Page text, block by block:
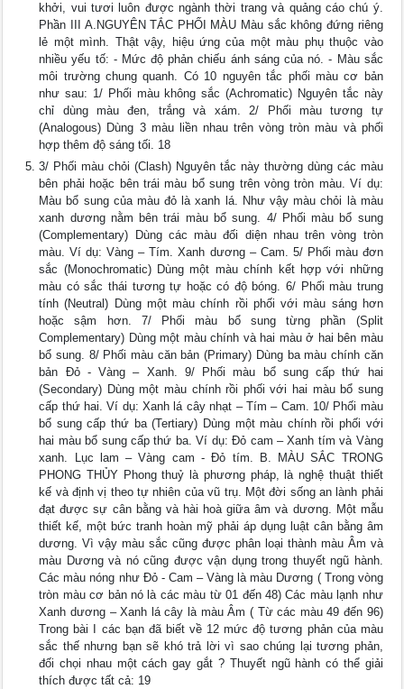
khởi, vui tươi luôn được ngành thời trang và quảng cáo chú ý.
Phần III A.NGUYÊN TẮC PHỐI MÀU Màu sắc không đứng riêng
lẻ một mình. Thật vậy, hiệu ứng của một màu phụ thuộc vào
nhiều yếu tố: - Mức độ phản chiếu ánh sáng của nó. - Màu sắc
môi trường chung quanh. Có 10 nguyên tắc phối màu cơ bản
như sau: 1/ Phối màu không sắc (Achromatic) Nguyên tắc này
chỉ dùng màu đen, trắng và xám. 2/ Phối màu tương tự
(Analogous) Dùng 3 màu liền nhau trên vòng tròn màu và phối
hợp thêm độ sáng tối. 18
3/ Phối màu chỏi (Clash) Nguyên tắc này thường dùng các màu
bên phải hoặc bên trái màu bổ sung trên vòng tròn màu. Ví dụ:
Màu bổ sung của màu đỏ là xanh lá. Như vậy màu chỏi là màu
xanh dương nằm bên trái màu bổ sung. 4/ Phối màu bổ sung
(Complementary) Dùng các màu đối diện nhau trên vòng tròn
màu. Ví dụ: Vàng – Tím. Xanh dương – Cam. 5/ Phối màu đơn
sắc (Monochromatic) Dùng một màu chính kết hợp với những
màu có sắc thái tương tự hoặc có độ bóng. 6/ Phối màu trung
tính (Neutral) Dùng một màu chính rồi phối với màu sáng hơn
hoặc sậm hơn. 7/ Phối màu bổ sung từng phần (Split
Complementary) Dùng một màu chính và hai màu ở hai bên màu
bổ sung. 8/ Phối màu căn bản (Primary) Dùng ba màu chính căn
bản Đỏ - Vàng – Xanh. 9/ Phối màu bổ sung cấp thứ hai
(Secondary) Dùng một màu chính rồi phối với hai màu bổ sung
cấp thứ hai. Ví dụ: Xanh lá cây nhạt – Tím – Cam. 10/ Phối màu
bổ sung cấp thứ ba (Tertiary) Dùng một màu chính rồi phối với
hai màu bổ sung cấp thứ ba. Ví dụ: Đỏ cam – Xanh tím và Vàng
xanh. Lục lam – Vàng cam - Đỏ tím. B. MÀU SẮC TRONG
PHONG THỦY Phong thuỷ là phương pháp, là nghệ thuật thiết
kế và định vị theo tự nhiên của vũ trụ. Một đời sống an lành phải
đạt được sự cân bằng và hài hoà giữa âm và dương. Một mẫu
thiết kế, một bức tranh hoàn mỹ phải áp dụng luật cân bằng âm
dương. Vì vậy màu sắc cũng được phân loại thành màu Âm và
màu Dương và nó cũng được vận dụng trong thuyết ngũ hành.
Các màu nóng như Đỏ - Cam – Vàng là màu Dương ( Trong vòng
tròn màu cơ bản nó là các màu từ 01 đến 48) Các màu lạnh như
Xanh dương – Xanh lá cây là màu Âm ( Từ các màu 49 đến 96)
Trong bài I các bạn đã biết về 12 mức độ tương phản của màu
sắc thế nhưng bạn sẽ khó trả lời vì sao chúng lại tương phản,
đối chọi nhau một cách gay gắt ? Thuyết ngũ hành có thể giải
thích được tất cả: 19